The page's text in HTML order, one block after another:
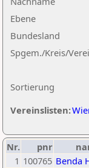
Ebene
Sortierung
Bundesland
Spgem./Kreis/
Vereinslisten:
Nr. pnr
1 100765 Benda